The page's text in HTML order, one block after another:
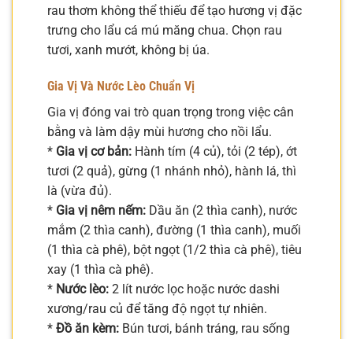
rau thơm không thể thiếu để tạo hương vị đặc
trưng cho lẩu cá mú măng chua. Chọn rau
tươi, xanh mướt, không bị úa.
Gia Vị Và Nước Lèo Chuẩn Vị
Gia vị đóng vai trò quan trọng trong việc cân
bằng và làm dậy mùi hương cho nồi lẩu.
* Gia vị cơ bản: Hành tím (4 củ), tỏi (2 tép), ớt
tươi (2 quả), gừng (1 nhánh nhỏ), hành lá, thì
là (vừa đủ).
* Gia vị nêm nếm: Dầu ăn (2 thìa canh), nước
mắm (2 thìa canh), đường (1 thìa canh), muối
(1 thìa cà phê), bột ngọt (1/2 thìa cà phê), tiêu
xay (1 thìa cà phê).
* Nước lèo: 2 lít nước lọc hoặc nước dashi
xương/rau củ để tăng độ ngọt tự nhiên.
* Đồ ăn kèm: Bún tươi, bánh tráng, rau sống